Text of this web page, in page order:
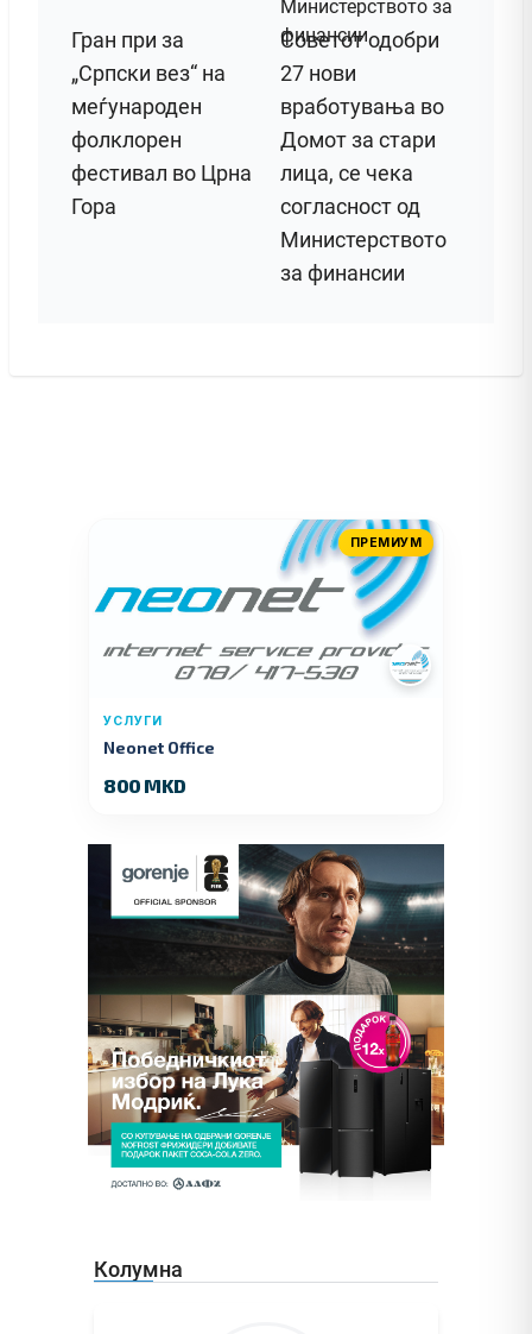
Гран при за
„Српски вез“ на
меѓународен
фолклорен
фестивал во Црна
Гора
Советот одобри
27 нови
вработувања во
Домот за стари
лица, се чека
согласност од
Министерството
за финансии
ПРЕМИУМ
УСЛУГИ
Neonet Office
800 MKD
Колумна